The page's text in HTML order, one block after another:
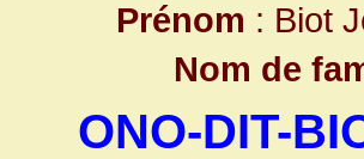
Prénom : Biot
Nom de
ONO-DIT-